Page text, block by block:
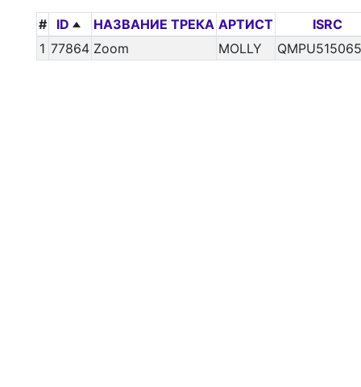
# ID НАЗВАНИЕ ТРЕКА АРТИСТ
ISRC
1 77864 Zoom MOLLY